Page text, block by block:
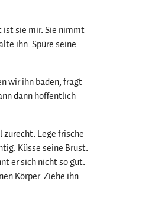
ist sie mir. Sie nimmt
ihn. Spüre seine
wir ihn baden, fragt
dann hoffentlich
Lege frische
Küsse seine Brust.
er sich nicht so gut.
Körper. Ziehe ihn